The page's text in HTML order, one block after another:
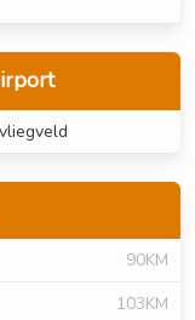
90KM
103KM